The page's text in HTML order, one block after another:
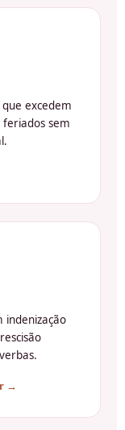
excedem
sem
indenização
→